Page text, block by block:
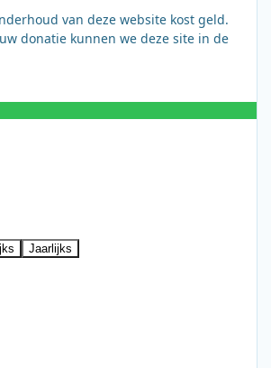
van deze website kost geld.
donatie kunnen we deze site in de